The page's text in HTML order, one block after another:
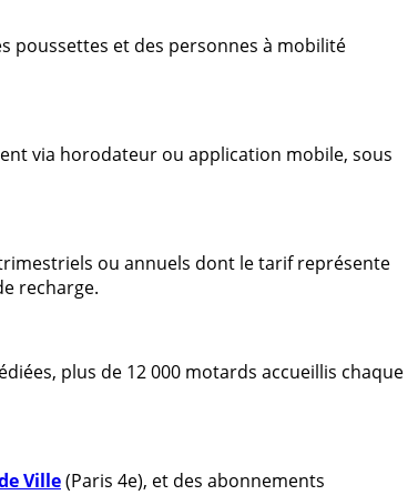
poussettes et des personnes à mobilité
via horodateur ou application mobile, sous
ou annuels dont le tarif représente
recharge.
plus de 12 000 motards accueillis chaque
Ville(Paris 4e), et des abonnements